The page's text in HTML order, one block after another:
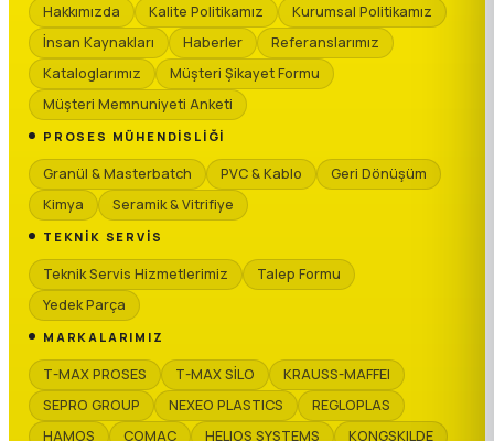
Hakkımızda Kalite Politikamız
Kurumsal Politikamız
İnsan Kaynakları
Haberler
Referanslarımız
Kataloglarımız
Müşteri Şikayet Formu
Müşteri Memnuniyeti Anketi
PROSES MÜHENDISLIĞI
Granül & Masterbatch PVC & Kablo
Geri Dönüşüm
Kimya
Seramik & Vitrifiye
TEKNIK SERVIS
Teknik Servis Hizmetlerimiz
Talep Formu
Yedek Parça
MARKALARIMIZ
T-MAX PROSES T-MAX SİLO
KRAUSS-MAFFEI
SEPRO GROUP
NEXEO PLASTICS
REGLOPLAS
HAMOS
COMAC HELIOS SYSTEMS KONGSKILDE